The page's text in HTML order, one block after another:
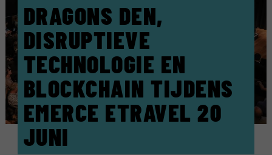
DRAGONS DEN,
DISRUPTIEVE
TECHNOLOGIE EN
BLOCKCHAIN TIJDENS
EMERCE ETRAVEL 20
JUNI